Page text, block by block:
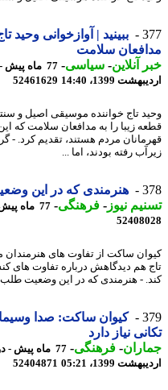
ببینید | آوازخوانی وحید تاج
سلامت
آنلاین-سیاسی-
1399، 14:40
52461629
تاج خواننده موسیقی اصیل و سنتی
زیبا را به مدافعان سلامت که این
مردم هستند، تقدیم کرد. -
رفته بودند، اما ...
هنرمندی که در این
نیوز-فرهنگی-77 ماه پیش - دوشنبه 1 اردیبهشت 1399، 07:05
ساکت از تفاوت های هنرمندان
هم دیدگاهش درباره تفاوت های کنسرت
- هنرمندی که در این وضعیت طلب پول
کیوان ساکت: صدا وسیما به
نیاز دارد
- فرهنگی-
1399، 05:21
52404871